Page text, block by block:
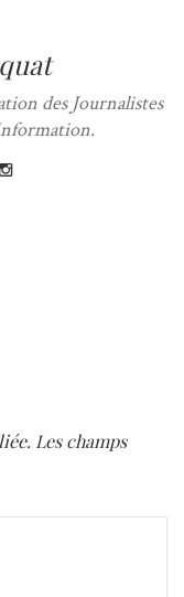
des Journalistes
Les champs